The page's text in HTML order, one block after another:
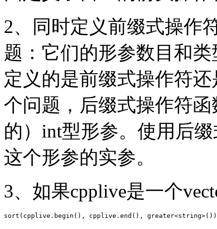
2、同时定义前缀式操作
题：它们的形参数目和
定义的是前缀式操作符
个问题，后缀式操作符
的）int型形参。使用后
这个形参的实参。
3、如果cpplive是一个